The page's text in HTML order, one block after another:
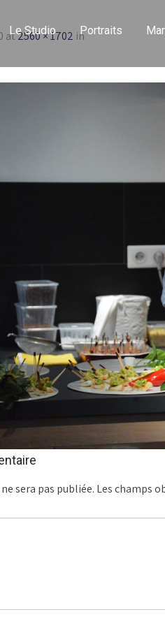
Le Studio Portraits
at2560 × 1702 in
sera pas publiée. Les champs